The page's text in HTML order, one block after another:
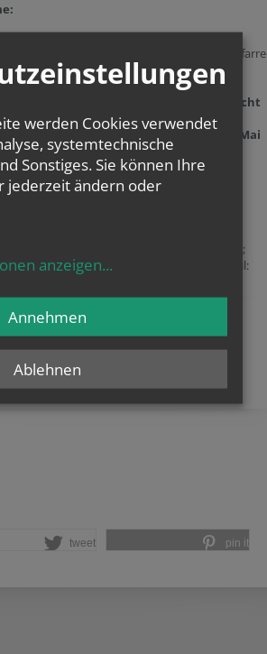
des Pastoralamts oder in einer Pfarre
der Erzdiözese Wien
Detailinformationen und Anmeldung
teilnimmt, braucht sich für die Feier
nicht
mit Vorbesprechung am Montag, 3. Mai
oder zu weiteren
der ED Wien: 1010 Wien, Stephansplatz 6;
1 51552-3120, Mobil: +43 676 559 84 37, E-Mail:
tweet pin it
werden Cookies verwendet
systemtechnische
Sonstiges. Sie können Ihre
jederzeit ändern oder
anzeigen...
Ablehnen
Annehmen